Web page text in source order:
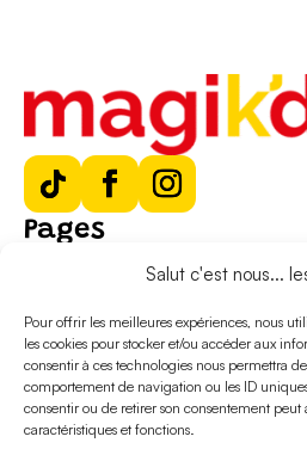
Salut c'est nous...
Pour offrir les meilleures expériences, nous
les cookies pour stocker et/ou accéder aux
consentir à ces technologies nous permettra
comportement de navigation ou les ID
consentir ou de retirer son consentement
caractéristiques et fonctions.
Pages
Qui sommes-nous ?
Magik’dépôt
Nous contacter
CGU
Mentions légales